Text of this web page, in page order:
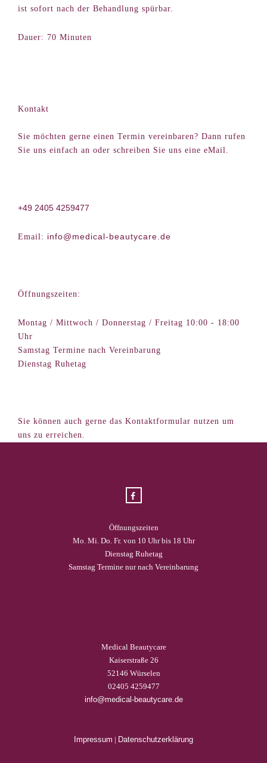
ist sofort nach der Behandlung spürbar.
Dauer: 70 Minuten
Kontakt
Sie möchten gerne einen Termin vereinbaren? Dann rufen
Sie uns einfach an oder schreiben Sie uns eine eMail.
+49 2405 4259477
Email: info@medical-beautycare.de
Öffnungszeiten:
Montag / Mittwoch / Donnerstag / Freitag 10:00 - 18:00
Uhr
Samstag Termine nach Vereinbarung
Dienstag Ruhetag
Sie können auch gerne das Kontaktformular nutzen um
uns zu erreichen.
Öffnungszeiten
Mo. Mi. Do. Fr. von 10 Uhr bis 18 Uhr
Dienstag Ruhetag
Samstag Termine nur nach Vereinbarung
Medical Beautycare
Kaiserstraße 26
52146 Würselen
02405 4259477
info@medical-beautycare.de
Impressum | Datenschutzerklärung